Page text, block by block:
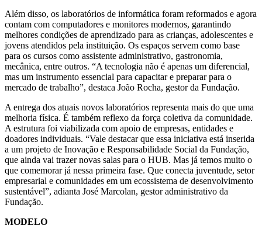
Além disso, os laboratórios de informática foram reformados e agora
contam com computadores e monitores modernos, garantindo
melhores condições de aprendizado para as crianças, adolescentes e
jovens atendidos pela instituição. Os espaços servem como base
para os cursos como assistente administrativo, gastronomia,
mecânica, entre outros. “A tecnologia não é apenas um diferencial,
mas um instrumento essencial para capacitar e preparar para o
mercado de trabalho”, destaca João Rocha, gestor da Fundação.
A entrega dos atuais novos laboratórios representa mais do que uma
melhoria física. É também reflexo da força coletiva da comunidade.
A estrutura foi viabilizada com apoio de empresas, entidades e
doadores individuais. “Vale destacar que essa iniciativa está inserida
a um projeto de Inovação e Responsabilidade Social da Fundação,
que ainda vai trazer novas salas para o HUB. Mas já temos muito o
que comemorar já nessa primeira fase. Que conecta juventude, setor
empresarial e comunidades em um ecossistema de desenvolvimento
sustentável”, adianta José Marcolan, gestor administrativo da
Fundação.
MODELO